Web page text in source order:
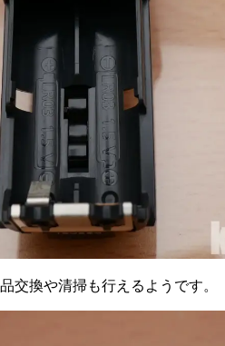
交換や清掃も行えるようです。